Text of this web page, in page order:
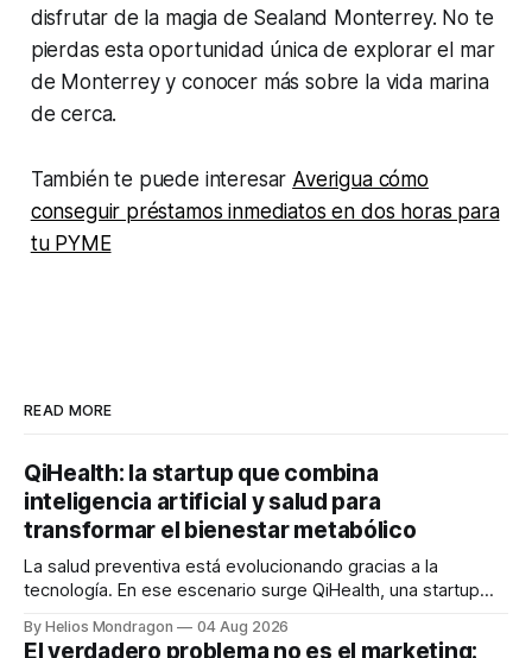
disfrutar de la magia de Sealand Monterrey. No te
pierdas esta oportunidad única de explorar el mar
de Monterrey y conocer más sobre la vida marina
de cerca.
También te puede interesar Averigua cómo
conseguir préstamos inmediatos en dos horas para
tu PYME
READ MORE
QiHealth: la startup que combina
inteligencia artificial y salud para
transformar el bienestar metabólico
La salud preventiva está evolucionando gracias a la
tecnología. En ese escenario surge QiHealth, una startup
dispositivos inteligentes, inteligencia artificial y monitoreo
By Helios Mondragon 04 Aug 2026
El verdadero problema no es el marketing: